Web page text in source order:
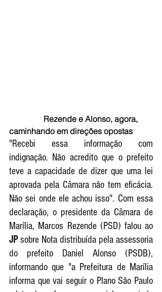
caminhando em direções opostas
"Recebi essa informação com
indignação. Não acredito que o prefeito
teve a capacidade de dizer que uma lei
aprovada pela Câmara não tem eficácia.
Não sei onde ele achou isso". Com essa
declaração, o presidente da Câmara de
Marília, Marcos Rezende (PSD) falou ao
JP sobre Nota distribuída pela assessoria
do prefeito Daniel Alonso (PSDB),
informando que "a Prefeitura de Marília
informa que vai seguir o Plano São Paulo